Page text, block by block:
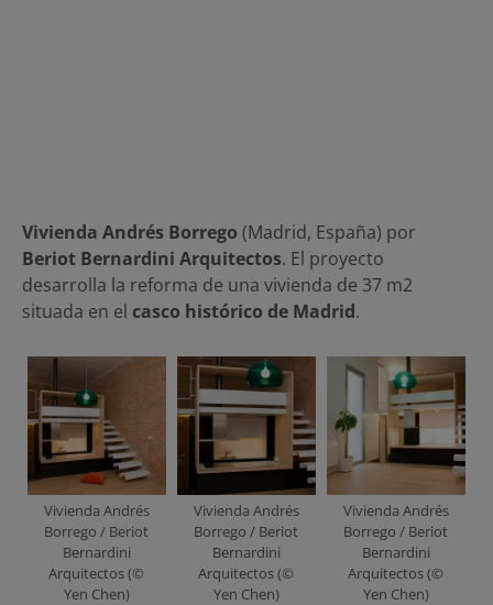
Vivienda Andrés Borrego (Madrid, España) por
Beriot Bernardini Arquitectos. El proyecto
desarrolla la reforma de una vivienda de 37 m2
situada en el casco histórico de Madrid.
Vivienda Andrés
Borrego / Beriot
Bernardini
Arquitectos (©
Yen Chen)
Vivienda Andrés
Borrego / Beriot
Bernardini
Arquitectos (©
Yen Chen)
Vivienda Andrés
Borrego / Beriot
Bernardini
Arquitectos (©
Yen Chen)